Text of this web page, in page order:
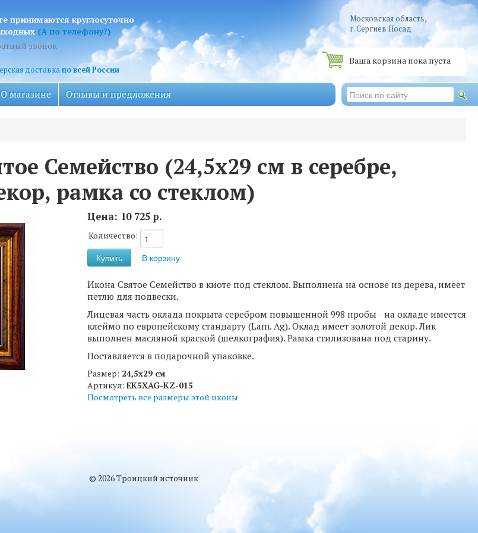
Московская область,
г. Сергиев Посад
Ваша корзина пока пуста
принимаются круглосуточно
(А по телефону?)
звонок
доставкапо всей России
О магазине Отзывы и предложения
Семейство (24,5х29 см в серебре,
рамка со стеклом)
Цена: 10 725 р.
Количество:
Икона Святое Семейство в киоте под стеклом. Выполнена на основе из дерева, имеет
петлю для подвески.
Лицевая часть оклада покрыта серебром повышенной 998 пробы - на окладе имеется
клеймо по европейскому стандарту (Lam. Ag). Оклад имеет золотой декор. Лик
выполнен масляной краской (шелкография). Рамка стилизована под старину.
Поставляется в подарочной упаковке.
Размер: 24,5х29 см
Артикул: EK5XAG-KZ-015
Посмотреть все размеры этой иконы
© 2026 Троицкий источник